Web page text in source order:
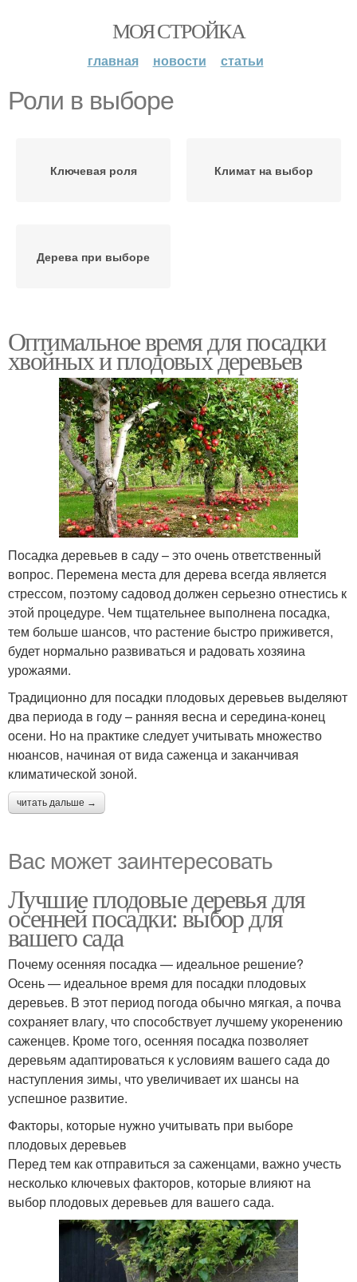
МОЯ СТРОЙКА
главная новости статьи
Роли в выборе
Ключевая роля Климат на выбор
Дерева при выборе
Оптимальное время для посадки
хвойных и плодовых деревьев
Посадка деревьев в саду – это очень ответственный
вопрос. Перемена места для дерева всегда является
стрессом, поэтому садовод должен серьезно отнестись к
этой процедуре. Чем тщательнее выполнена посадка,
тем больше шансов, что растение быстро приживется,
будет нормально развиваться и радовать хозяина
урожаями.
Традиционно для посадки плодовых деревьев выделяют
два периода в году – ранняя весна и середина-конец
осени. Но на практике следует учитывать множество
нюансов, начиная от вида саженца и заканчивая
климатической зоной.
читать дальше →
Вас может заинтересовать
Лучшие плодовые деревья для
осенней посадки: выбор для
вашего сада
Почему осенняя посадка — идеальное решение?
Осень — идеальное время для посадки плодовых
деревьев. В этот период погода обычно мягкая, а почва
сохраняет влагу, что способствует лучшему укоренению
саженцев. Кроме того, осенняя посадка позволяет
деревьям адаптироваться к условиям вашего сада до
наступления зимы, что увеличивает их шансы на
успешное развитие.
Факторы, которые нужно учитывать при выборе
плодовых деревьев
Перед тем как отправиться за саженцами, важно учесть
несколько ключевых факторов, которые влияют на
выбор плодовых деревьев для вашего сада.